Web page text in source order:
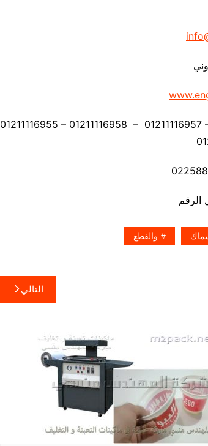
موبايل: 01211116954 – 01211116955 – 01211116956 – 01211116957 – 01211116958 – 01211116955
والقطع
التالي